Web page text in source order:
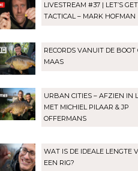
LIVESTREAM #37 | LET’S GET
TACTICAL – MARK HOFMAN
RECORDS VANUIT DE BOOT
MAAS
URBAN CITIES – AFZIEN IN
MET MICHIEL PILAAR & JP
OFFERMANS
WAT IS DE IDEALE LENGTE
EEN RIG?